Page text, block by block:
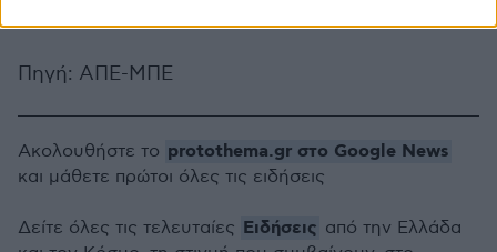
Πηγή: ΑΠΕ-ΜΠΕ
Ακολουθήστε το protothema.gr στο Google News
και μάθετε πρώτοι όλες τις ειδήσεις
Δείτε όλες τις τελευταίες Ειδήσεις από την Ελλάδα